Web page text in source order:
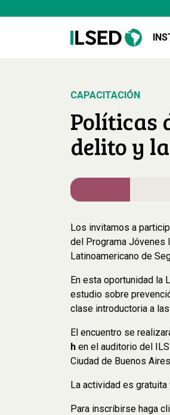
CAPACITACIÓN
Políticas
delito y
Los invitamos a
del Programa Jóvenes
Latinoamericano de
En esta oportunidad la
estudio sobre
clase introductoria a las
El encuentro se
h en el auditorio del
Ciudad de Buenos
La actividad es
Para inscribirse haga